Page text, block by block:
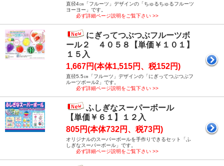
直径4㎝「フルーツ」デザインの「ちゅるちゅるフルーツ
ヨーヨー」です。
必ず詳細ページ説明をご覧下さい >>
にぎってつぶつぶフルーツボ
ール２ ４０５８【単価￥１０１】
１５入
1,667円(本体1,515円、税152円)
直径5.5㎝「フルーツ」デザインの「にぎってつぶつぶフ
ルーツボール2」です。
必ず詳細ページ説明をご覧下さい >>
ふしぎなスーパーボール
【単価￥６１】１２入
805円(本体732円、税73円)
オリジナルのスーパーボールを手作りできるセット「ふ
しぎなスーパーボール」です。
必ず詳細ページ説明をご覧下さい >>